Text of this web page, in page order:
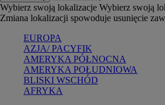
Wybierz swoją lokalizacje Wybierz swoją
Zmiana lokalizacji spowoduje usunięcie
EUROPA
AZJA/ PACYFIK
AMERYKA PÓŁNOCNA
AMERYKA POŁUDNIOWA
BLISKI WSCHÓD
AFRYKA